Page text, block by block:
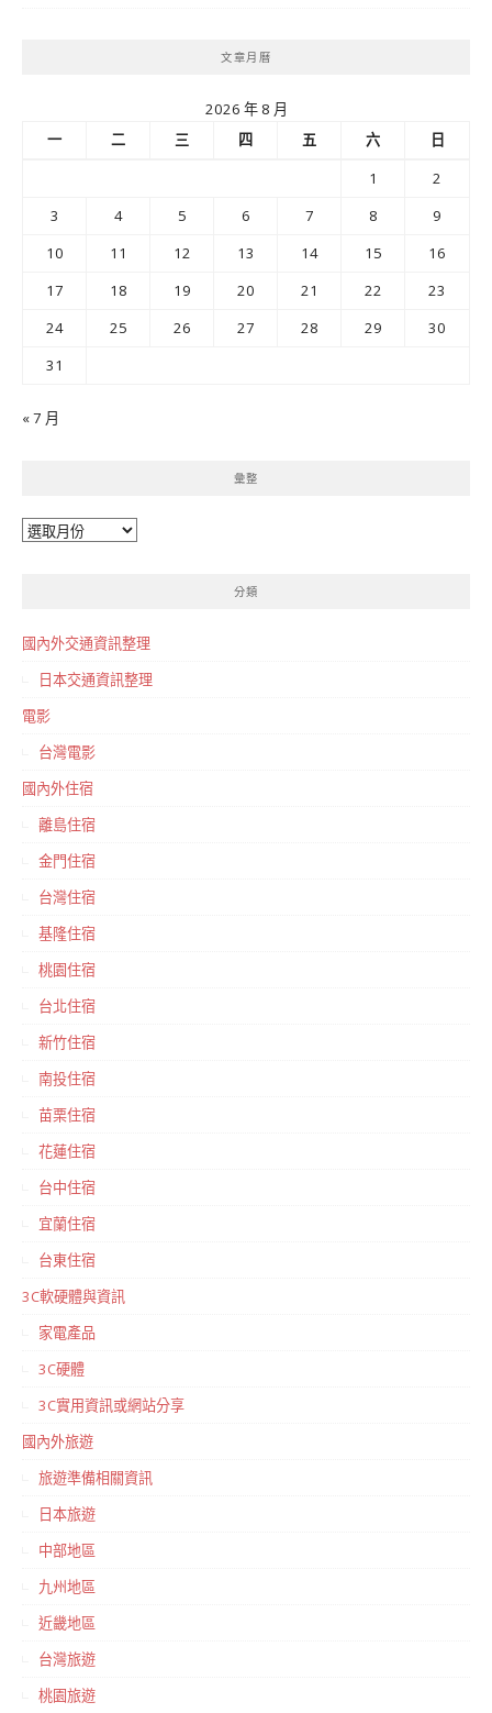
文章月曆
2026 年 8 月
一
二 三 四 五 六
日
1
2
3
4 5 6 7 8
9
10
11 12 13 14 15
16
17
18 19 20 21 22
23
24
25 26 27 28 29
30
31
« 7 月
彙整
彙
分類
國內外交通資訊整理
日本交通資訊整理
電影
台灣電影
國內外住宿
離島住宿
金門住宿
台灣住宿
基隆住宿
桃園住宿
台北住宿
新竹住宿
南投住宿
苗栗住宿
花蓮住宿
台中住宿
宜蘭住宿
台東住宿
3C軟硬體與資訊
家電產品
3C硬體
3C實用資訊或網站分享
國內外旅遊
旅遊準備相關資訊
日本旅遊
中部地區
九州地區
近畿地區
台灣旅遊
桃園旅遊